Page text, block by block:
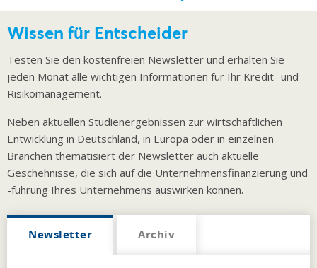
Wissen für Entscheider
Testen Sie den kostenfreien Newsletter und erhalten Sie
jeden Monat alle wichtigen Informationen für Ihr Kredit- und
Risikomanagement.
Neben aktuellen Studienergebnissen zur wirtschaftlichen
Entwicklung in Deutschland, in Europa oder in einzelnen
Branchen thematisiert der Newsletter auch aktuelle
Geschehnisse, die sich auf die Unternehmensfinanzierung und
-führung Ihres Unternehmens auswirken können.
Newsletter Archiv